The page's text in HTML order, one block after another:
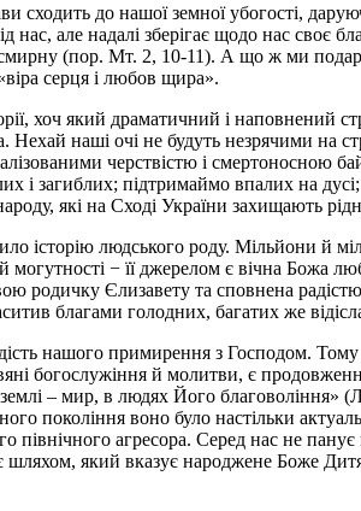
сходить до нашої земної убогості,
нас, але надалі зберігає щодо нас своє
(пор. Мт. 2, 10-11). А що ж ми
серця і любов щира».
хоч який драматичний і
Нехай наші очі не будуть незрячими
черствістю і смертоносною
і загиблих; підтримаймо впалих на
які на Сході України захищають
історію людського роду. Мільйони й
могутності − її джерелом є вічна Божа
родичку Єлизавету та сповнена
благами голодних, багатих же
нашого примирення з Господом.
богослужіння й молитви, є
– мир, в людях Його благовоління»
покоління воно було настільки
північного агресора. Серед нас не
який вказує народжене Боже